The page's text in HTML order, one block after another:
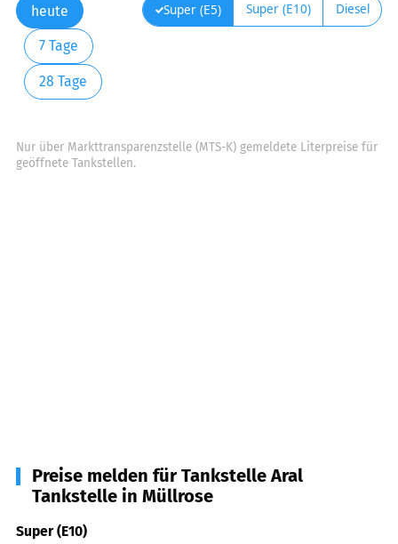
heute
7 Tage
28 Tage
Super (E5) Super (E10) Diesel
Nur über Markttransparenzstelle (MTS-K) gemeldete Literpreise für
geöffnete Tankstellen.
Preise melden für Tankstelle Aral
Tankstelle in Müllrose
Super (E10)